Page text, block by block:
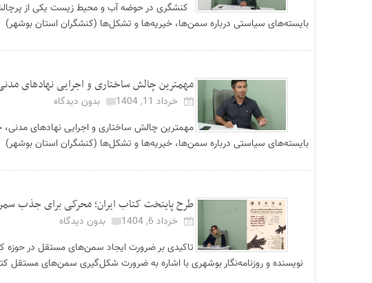
کنشگری در حوضه آب و محیط زیست یکی از
بایسته‌های سیاستی درباره سمن‌ها، خیریه‌ها و تشکل‌ها (کنشگران استان
مهمترین چالش ساختاری و اجرایی نهادهای
خرداد 11, 1404
بدون دیدگاه
مهمترین چالش ساختاری و اجرایی نهادهای
بایسته‌های سیاستی درباره سمن‌ها، خیریه‌ها و تشکل‌ها (کنشگران استان
طرح پایتخت کتاب ایران؛ محرکی برای جذب
خرداد 6, 1404
بدون دیدگاه
تاکیدی بر ضرورت ایجاد سمن‌های مستقل در حوزه
نویسنده و روزنامه‌نگار بوشهری با اشاره به ضرورت شکل‌گیری سمن‌های مستقل